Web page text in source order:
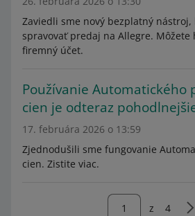
Zaviedli sme nový bezplatný nástroj,
spravovať predaj na Allegre. Môžete
firemný účet.
Používanie Automatického
cien je odteraz
17. februára 2026 o 13:59
Zjednodušili sme fungovanie
cien. Zistite viac.
z 4